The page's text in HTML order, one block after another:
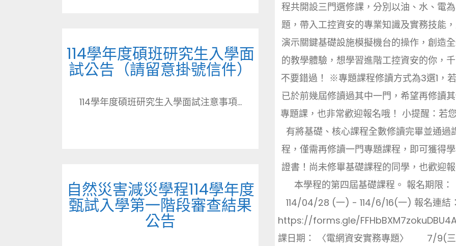
程共開設三門選修課，分別以油、水、電
題，帶入工控資安的專業知識及實務技能
演示關鍵基礎設施模擬機台的操作，創造
的教學體驗，想學習進階工控資安的你，
不要錯過！ ※專題課程修讀方式為3選1，
已於前幾屆修讀過其中一門，希望再修讀
專題課，也非常歡迎報名哦！ 小提醒：若
有將基礎、核心課程全數修讀完畢並通過
程，僅需再修讀一門專題課程，即可獲得
證書！尚未修畢基礎課程的同學，也歡迎
本學程的第四屆基礎課程。 報名期限：
114/04/28 (一) - 114/6/16(一) 報名連結：
https://forms.gle/
課日期： 〈電網資安實務專題〉 7/9(
114學年度碩班研究生入學面
試公告（請留意掛號信件）
114學年度碩班研究生入學面試注意事項...
自然災害減災學程114學年度
甄試入學第一階段審查結果
公告